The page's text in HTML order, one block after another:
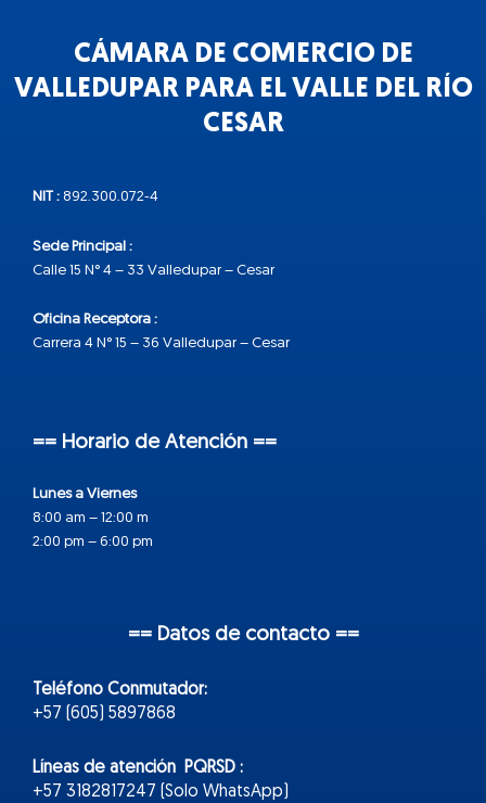
CÁMARA DE COMERCIO DE
VALLEDUPAR PARA EL VALLE DEL RÍO
CESAR
NIT : 892.300.072-4
Sede Principal :
Calle 15 N° 4 – 33 Valledupar – Cesar
Oficina Receptora :
Carrera 4 N° 15 – 36 Valledupar – Cesar
== Horario de Atención ==
Lunes a Viernes
8:00 am – 12:00 m
2:00 pm – 6:00 pm
== Datos de contacto ==
Teléfono Conmutador:
+57 (605) 5897868
Líneas de atención PQRSD :
+57 3182817247 (Solo WhatsApp)